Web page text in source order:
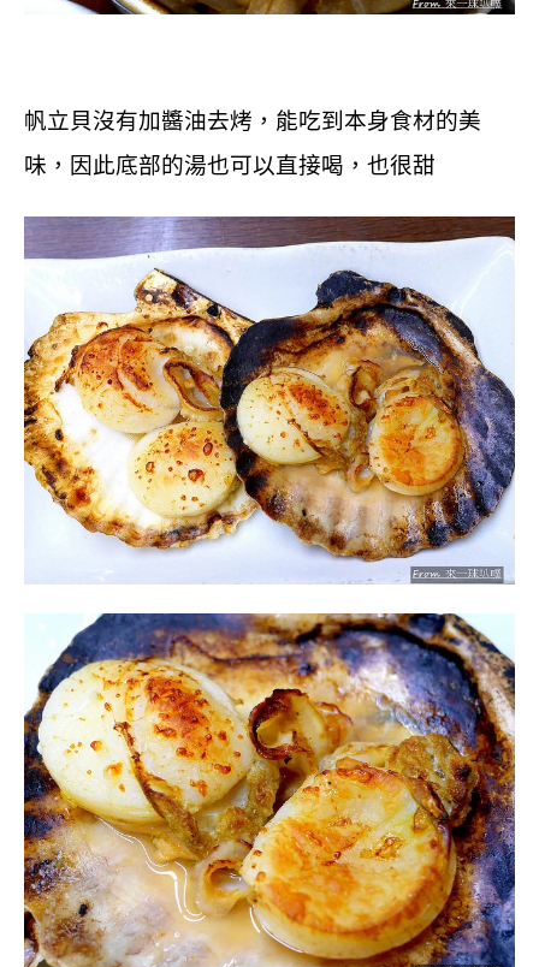
帆立貝沒有加醬油去烤，能吃到本身食材的美
味，因此底部的湯也可以直接喝，也很甜